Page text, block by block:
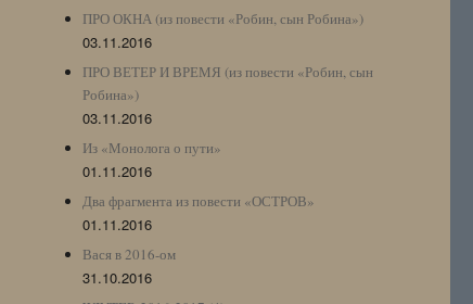
ПРО ОКНА (из повести «Робин, сын Робина»)
03.11.2016
ПРО ВЕТЕР И ВРЕМЯ (из повести «Робин, сын
Робина»)
03.11.2016
Из «Монолога о пути»
01.11.2016
Два фрагмента из повести «ОСТРОВ»
01.11.2016
Вася в 2016-ом
31.10.2016